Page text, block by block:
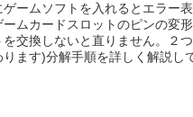
ゲームソフトを入れるとエラー
ムカードスロットのピンの変
交換しないと直りません。２
ます)分解手順を詳しく解説し